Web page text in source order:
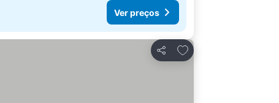
Ver preços
Partilhar
Adicionar aos favoritos